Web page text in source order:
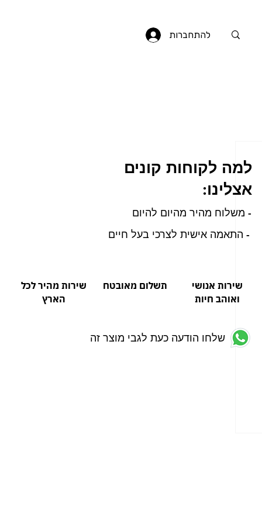
להתחברות
למה לקוחות קונים
אצלינו:
- משלוח מהיר מהיום להיום
- התאמה אישית לצרכי בעל חיים
שירות מהיר לכל
הארץ
שלחו הודעה כעת לגבי מוצר זה
תשלום מאובטח
שירות אנושי
ואוהב חיות